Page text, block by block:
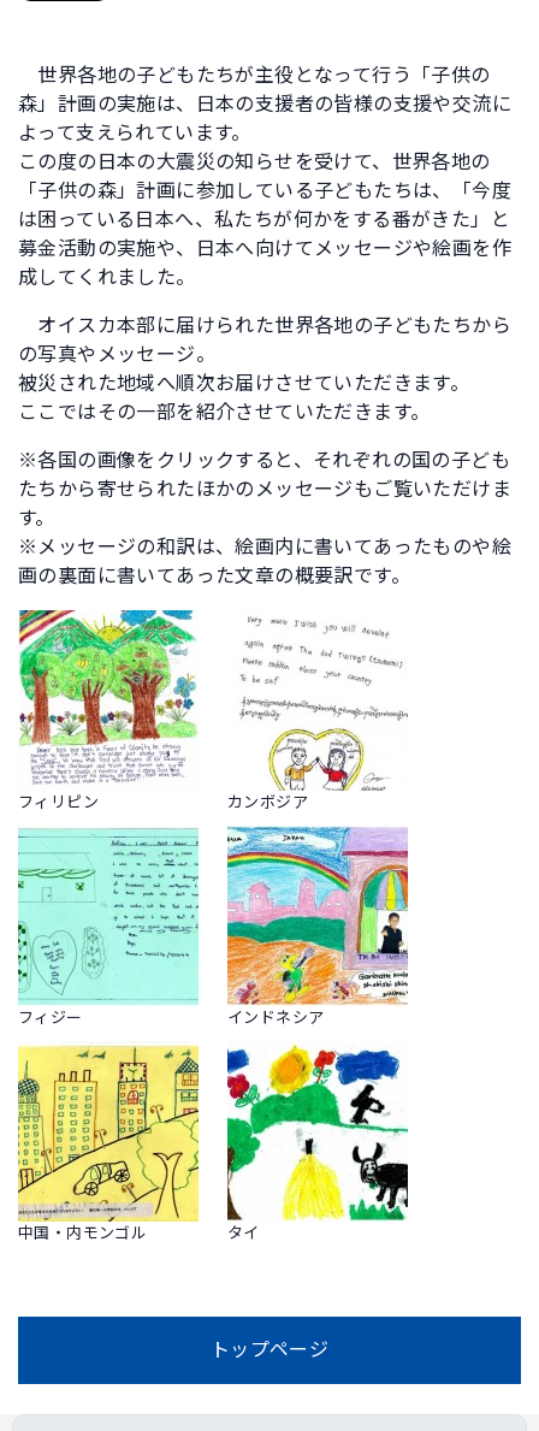
世界各地の子どもたちが主役となって行う「子供の
森」計画の実施は、日本の支援者の皆様の支援や交流に
よって支えられています。
この度の日本の大震災の知らせを受けて、世界各地の
「子供の森」計画に参加している子どもたちは、「今度
は困っている日本へ、私たちが何かをする番がきた」と
募金活動の実施や、日本へ向けてメッセージや絵画を作
成してくれました。
オイスカ本部に届けられた世界各地の子どもたちから
の写真やメッセージ。
被災された地域へ順次お届けさせていただきます。
ここではその一部を紹介させていただきます。
※各国の画像をクリックすると、それぞれの国の子ども
たちから寄せられたほかのメッセージもご覧いただけま
す。
※メッセージの和訳は、絵画内に書いてあったものや絵
画の裏面に書いてあった文章の概要訳です。
フィリピン カンボジア
フィジー インドネシア
中国・内モンゴル タイ
トップページ